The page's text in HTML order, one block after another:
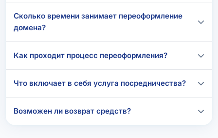
Сколько времени занимает переоформление
домена?
Как проходит процесс переоформления?
Что включает в себя услуга посредничества?
Возможен ли возврат средств?